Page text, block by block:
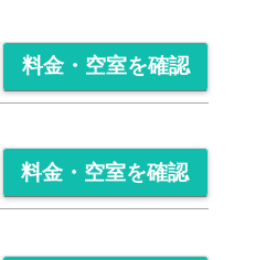
料金・空室を確認
料金・空室を確認